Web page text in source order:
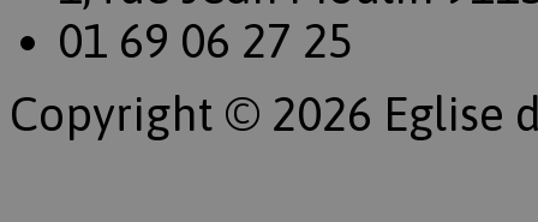
01 69 06 27 25
Copyright © 2026 Eglise